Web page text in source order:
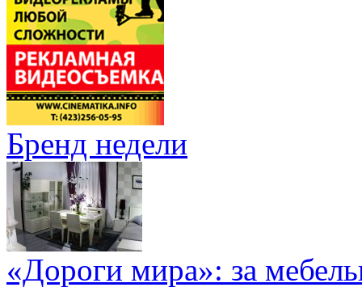
Бренд недели
«Дороги мира»: за